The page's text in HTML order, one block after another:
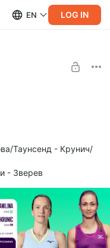
EN LOG IN
Таунсенд - Крунич/
- Зверев